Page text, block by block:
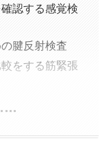
認する感覚検
腱反射検査
をする筋緊張